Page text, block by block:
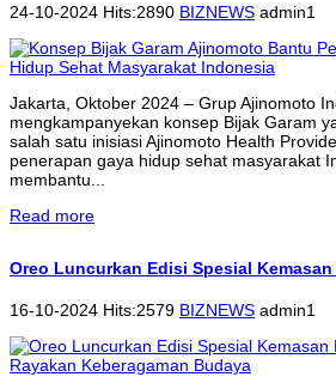
24-10-2024 Hits:2890 BIZNEWS admin1
Jakarta, Oktober 2024 – Grup Ajinomoto
mengkampanyekan konsep Bijak Garam
salah satu inisiasi Ajinomoto Health
penerapan gaya hidup sehat masyarakat
membantu...
Read more
Oreo Luncurkan Edisi Spesial
16-10-2024 Hits:2579 BIZNEWS admin1